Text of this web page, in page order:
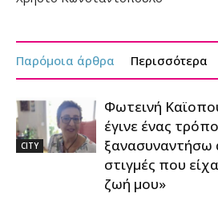
Παρόμοια άρθρα Περισσότερα
CITY
Φωτεινή
έγινε ένας
ξανασυναντήσω
στιγμές που
ζωή μου»